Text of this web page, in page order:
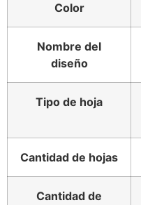
Color
Nombre del
diseño
Tipo de hoja
Cantidad de hojas
Cantidad de